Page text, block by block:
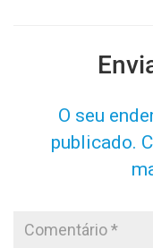
O seu
publicado.